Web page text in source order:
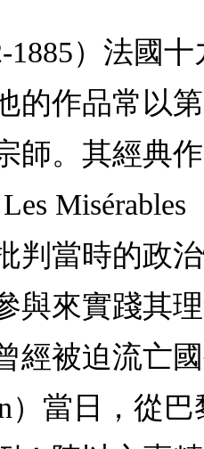
）法國
作品常以第
師。其經典
判當時的政
與來實踐其
被迫流亡
）當日，從